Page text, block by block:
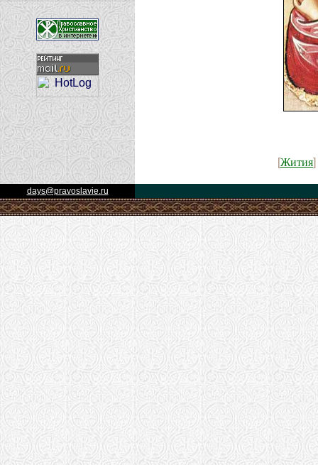
[Жития
days@pravoslavie.ru